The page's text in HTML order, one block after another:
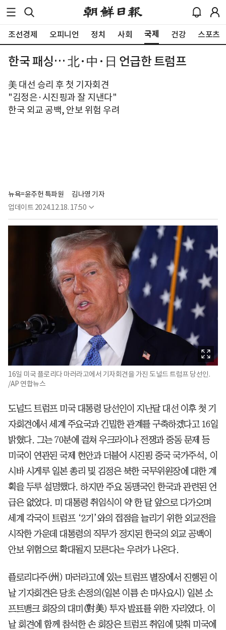
조선경제 오피니언 정치 사회 국제 건강 스포츠
한국 패싱… 北·中·日 언급한 트럼프
美 대선 승리 후 첫 기자회견
"김정은·시진핑과 잘 지낸다"
한국 외교 공백, 안보 위험 우려
뉴욕=윤주헌 특파원
김나영 기자
업데이트 2024.12.18. 17:50
16일 미국 플로리다 마러라고에서 기자회견을 가진 도널드 트럼프 당선인.
/AP 연합뉴스
도널드 트럼프 미국 대통령 당선인이 지난달 대선 이후 첫 기
자회견에서 세계 주요국과 긴밀한 관계를 구축하겠다고 16일
밝혔다. 그는 70분에 걸쳐 우크라이나 전쟁과 중동 문제 등
미국이 연관된 국제 현안과 더불어 시진핑 중국 국가주석, 이
시바 시게루 일본 총리 및 김정은 북한 국무위원장에 대한 계
획을 두루 설명했다. 하지만 주요 동맹국인 한국과 관련된 언
급은 없었다. 미 대통령 취임식이 약 한 달 앞으로 다가오며
세계 각국이 트럼프 ‘2기’와의 접점을 늘리기 위한 외교전을
시작한 가운데 대통령의 직무가 정지된 한국의 외교 공백이
안보 위험으로 확대될지 모른다는 우려가 나온다.
플로리다주(州) 마러라고에 있는 트럼프 별장에서 진행된 이
날 기자회견은 당초 손정의(일본 이름 손 마사요시) 일본 소
프트뱅크 회장의 대미(對美) 투자 발표를 위한 자리였다. 이
날 회견에 함께 참석한 손 회장은 트럼프 취임에 맞춰 미국에